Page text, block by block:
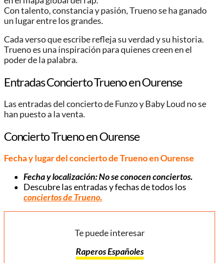
Con talento, constancia y pasión, Trueno se ha ganado
un lugar entre los grandes.
Cada verso que escribe refleja su verdad y su historia.
Trueno es una inspiración para quienes creen en el
poder de la palabra.
Entradas Concierto Trueno en Ourense
Las entradas del concierto de Funzo y Baby Loud no se
han puesto a la venta.
Concierto Trueno en Ourense
Fecha y lugar del concierto de Trueno en Ourense
Fecha y localización: No se conocen conciertos.
Descubre las entradas y fechas de todos los
conciertos de Trueno.
Te puede interesar
Raperos Españoles